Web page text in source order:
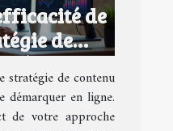
de
de
stratégie de contenu
démarquer en ligne.
de votre approche